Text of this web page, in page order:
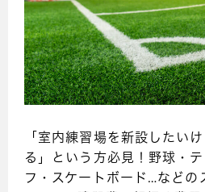
「室内練習場を新設したい
る」という方必見！野球・
フ・スケートボード…などの